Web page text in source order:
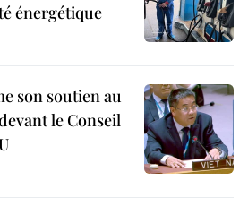
énergétique
son soutien au
le Conseil